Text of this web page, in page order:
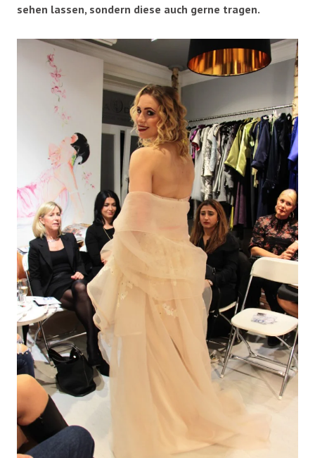
sehen lassen, sondern diese auch gerne tragen.